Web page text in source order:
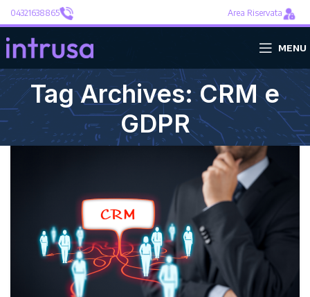
04321638865 Area Riservata
MENU
Tag Archives: CRM e
GDPR